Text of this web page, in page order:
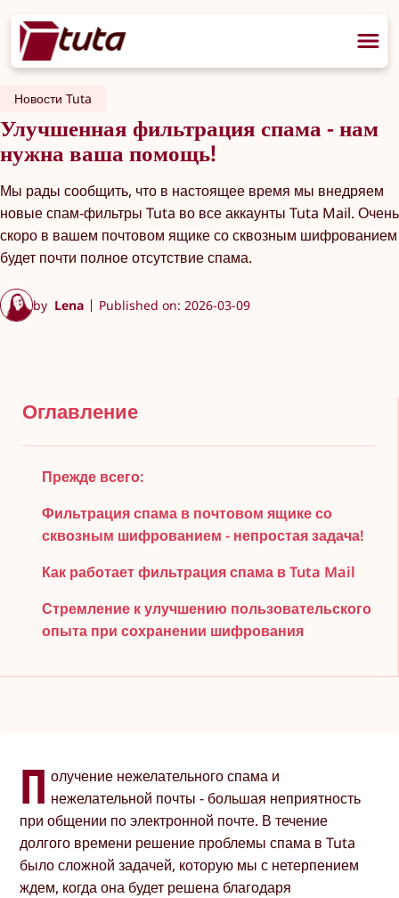
Новости Tuta
Улучшенная фильтрация спама - нам
нужна ваша помощь!
Мы рады сообщить, что в настоящее время мы внедряем
новые спам-фильтры Tuta во все аккаунты Tuta Mail. Очень
скоро в вашем почтовом ящике со сквозным шифрованием
будет почти полное отсутствие спама.
by Lena Published on: 2026-03-09
Оглавление
Прежде всего:
Фильтрация спама в почтовом ящике со
сквозным шифрованием - непростая задача!
Как работает фильтрация спама в Tuta Mail
Стремление к улучшению пользовательского
опыта при сохранении шифрования
П олучение нежелательного спама и
нежелательной почты - большая неприятность
при общении по электронной почте. В течение
долгого времени решение проблемы спама в Tuta
было сложной задачей, которую мы с нетерпением
ждем, когда она будет решена благодаря